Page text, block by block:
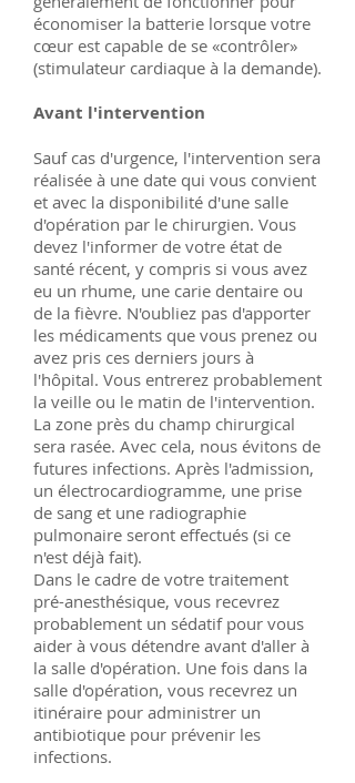
économiser la batterie lorsque votre
cœur est capable de se «contrôler»
(stimulateur cardiaque à la demande).
Avant l'intervention
Sauf cas d'urgence, l'intervention sera
réalisée à une date qui vous convient
et avec la disponibilité d'une salle
d'opération par le chirurgien. Vous
devez l'informer de votre état de
santé récent, y compris si vous avez
eu un rhume, une carie dentaire ou
de la fièvre. N'oubliez pas d'apporter
les médicaments que vous prenez ou
avez pris ces derniers jours à
l'hôpital. Vous entrerez probablement
la veille ou le matin de l'intervention.
La zone près du champ chirurgical
sera rasée. Avec cela, nous évitons de
futures infections. Après l'admission,
un électrocardiogramme, une prise
de sang et une radiographie
pulmonaire seront effectués (si ce
n'est déjà fait).
Dans le cadre de votre traitement
pré-anesthésique, vous recevrez
probablement un sédatif pour vous
aider à vous détendre avant d'aller à
la salle d'opération. Une fois dans la
salle d'opération, vous recevrez un
itinéraire pour administrer un
antibiotique pour prévenir les
infections.